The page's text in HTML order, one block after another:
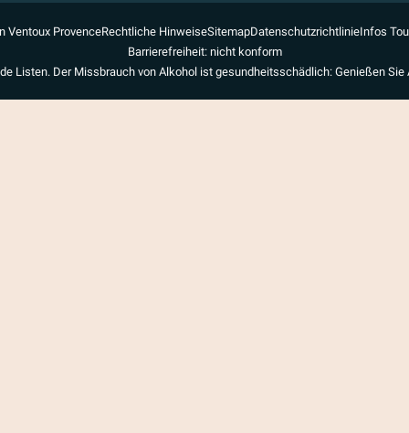
Ventoux ProvenceRechtliche HinweiseSitemapDatenschutzrichtlinieInfos
Barrierefreiheit: nicht konform
Listen. Der Missbrauch von Alkohol ist gesundheitsschädlich: Genießen Sie